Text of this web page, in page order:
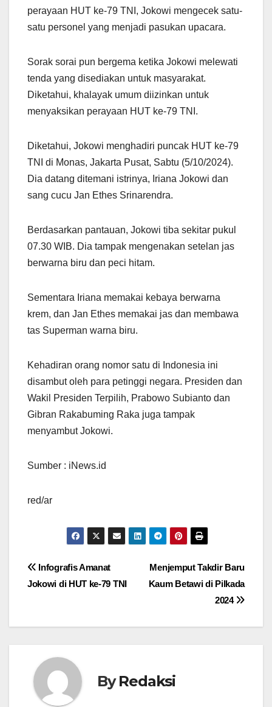
perayaan HUT ke-79 TNI, Jokowi mengecek satu-
satu personel yang menjadi pasukan upacara.
Sorak sorai pun bergema ketika Jokowi melewati
tenda yang disediakan untuk masyarakat.
Diketahui, khalayak umum diizinkan untuk
menyaksikan perayaan HUT ke-79 TNI.
Diketahui, Jokowi menghadiri puncak HUT ke-79
TNI di Monas, Jakarta Pusat, Sabtu (5/10/2024).
Dia datang ditemani istrinya, Iriana Jokowi dan
sang cucu Jan Ethes Srinarendra.
Berdasarkan pantauan, Jokowi tiba sekitar pukul
07.30 WIB. Dia tampak mengenakan setelan jas
berwarna biru dan peci hitam.
Sementara Iriana memakai kebaya berwarna
krem, dan Jan Ethes memakai jas dan membawa
tas Superman warna biru.
Kehadiran orang nomor satu di Indonesia ini
disambut oleh para petinggi negara. Presiden dan
Wakil Presiden Terpilih, Prabowo Subianto dan
Gibran Rakabuming Raka juga tampak
menyambut Jokowi.
Sumber : iNews.id
red/ar
Navigasi
Menjemput Takdir Baru
Kaum Betawi di Pilkada
2024
Infografis Amanat
Jokowi di HUT ke-79 TNI
ByRedaksi